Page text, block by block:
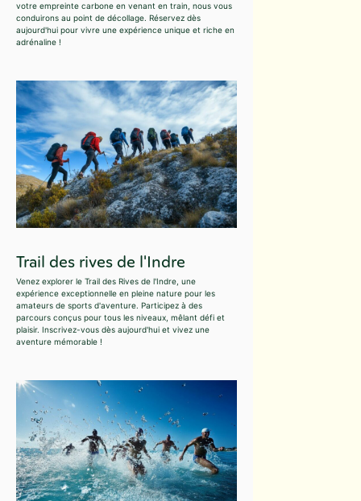
votre empreinte carbone en venant en train, nous vous
conduirons au point de décollage. Réservez dès
aujourd'hui pour vivre une expérience unique et riche en
adrénaline !
Trail des rives de l'Indre
Venez explorer le Trail des Rives de l'Indre, une
expérience exceptionnelle en pleine nature pour les
amateurs de sports d'aventure. Participez à des
parcours conçus pour tous les niveaux, mêlant défi et
plaisir. Inscrivez-vous dès aujourd'hui et vivez une
aventure mémorable !